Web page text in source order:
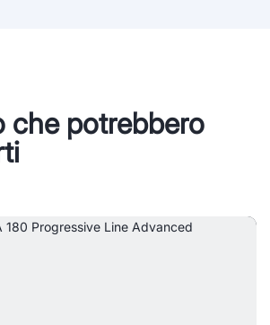
che potrebbero